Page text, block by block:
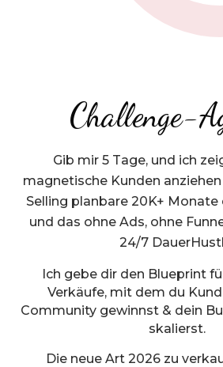
Challenge-
Gib mir 5 Tage, und ich
magnetische Kunden
Selling planbare 20K+
und das ohne Ads, ohne
24/7
Ich gebe dir den Blueprint
Verkäufe, mit dem du
Community gewinnst & dein
skalierst.
Die neue Art 2026 zu